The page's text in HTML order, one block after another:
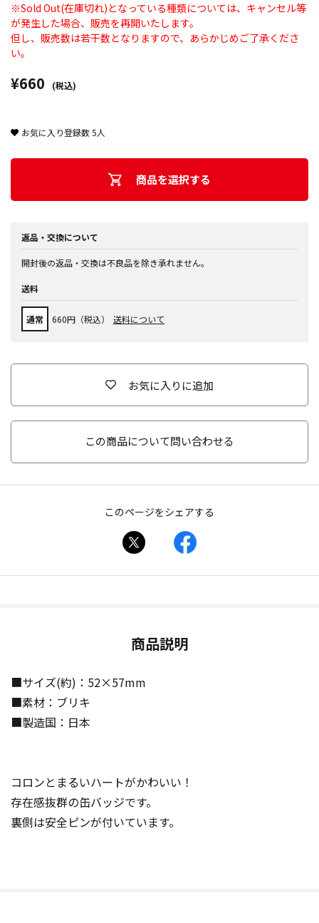
※Sold Out(在庫切れ)となっている種類については、キャンセル等
が発生した場合、販売を再開いたします。
但し、販売数は若干数となりますので、あらかじめご了承くださ
い。
¥660 (税込)
お気に入り登録数5人
商品を選択する
返品・交換について
開封後の返品・交換は不良品を除き承れません。
送料
通常 660円（税込） 送料について
お気に入りに追加
この商品について問い合わせる
このページをシェアする
商品説明
■サイズ(約)：52×57mm
■素材：ブリキ
■製造国：日本
コロンとまるいハートがかわいい！
存在感抜群の缶バッジです。
裏側は安全ピンが付いています。